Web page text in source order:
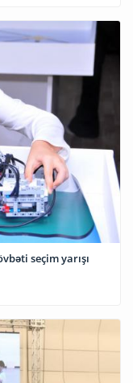
seçim yarışı